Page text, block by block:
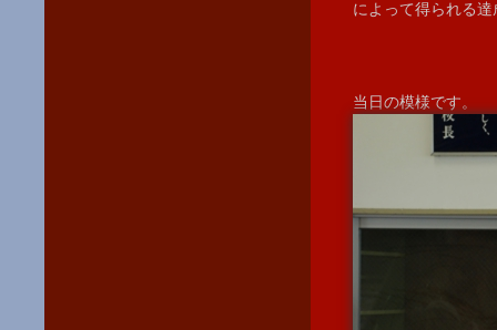
によって得られる
当日の模様です。